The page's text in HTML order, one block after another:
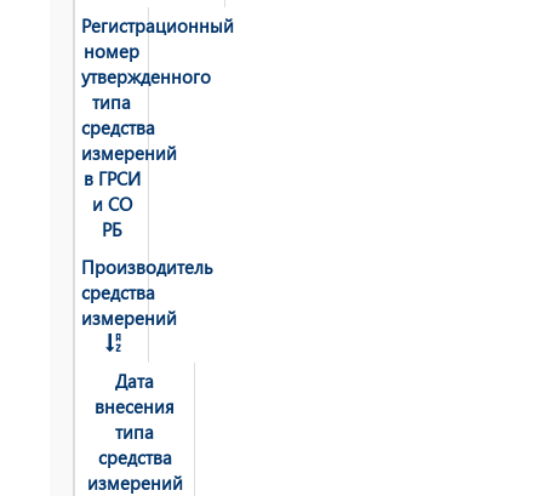
Регистрационный
номер
утвержденного
типа
средства
измерений
в ГРСИ
и СО
РБ
Производитель
средства
измерений
Дата
внесения
типа
средства
измерений